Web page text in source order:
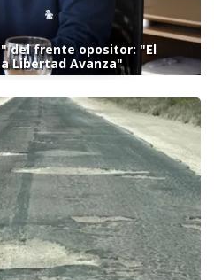
del frente opositor: "El
Libertad Avanza"